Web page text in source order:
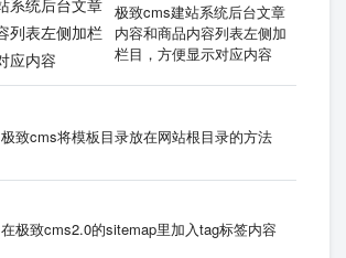
极致cms建站系统后台文章
内容和商品内容列表左侧加
栏目，方便显示对应内容
极致cms将模板目录放在网站根目录的方法
在极致cms2.0的sitemap里加入tag标签内容